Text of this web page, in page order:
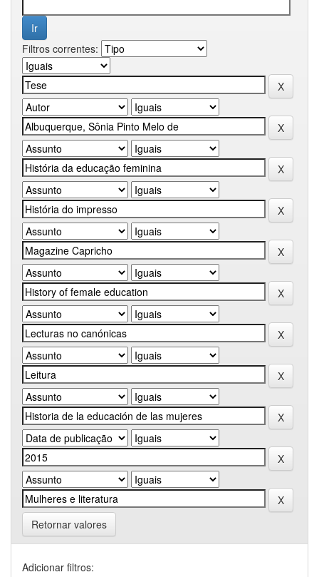
Filtros correntes:
Retornar valores
Adicionar filtros: